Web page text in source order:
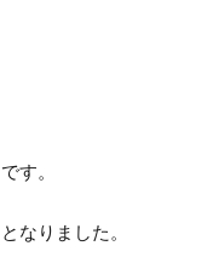
す。
なりました。